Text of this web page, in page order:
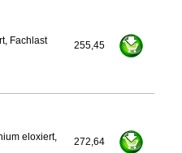
Fachlast
255,45
eloxiert,
272,64